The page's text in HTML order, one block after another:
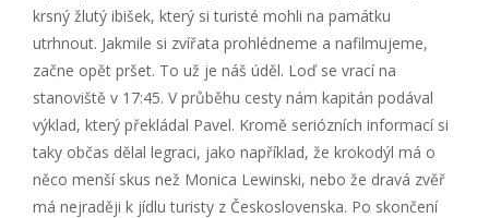
krsný žlutý ibišek, který si turisté mohli na památku
utrhnout. Jakmile si zvířata prohlédneme a nafilmujeme,
začne opět pršet. To už je náš úděl. Loď se vrací na
stanoviště v 17:45. V průběhu cesty nám kapitán podával
výklad, který překládal Pavel. Kromě seriózních informací si
taky občas dělal legraci, jako například, že krokodýl má o
něco menší skus než Monica Lewinski, nebo že dravá zvěř
má nejraději k jídlu turisty z Československa. Po skončení